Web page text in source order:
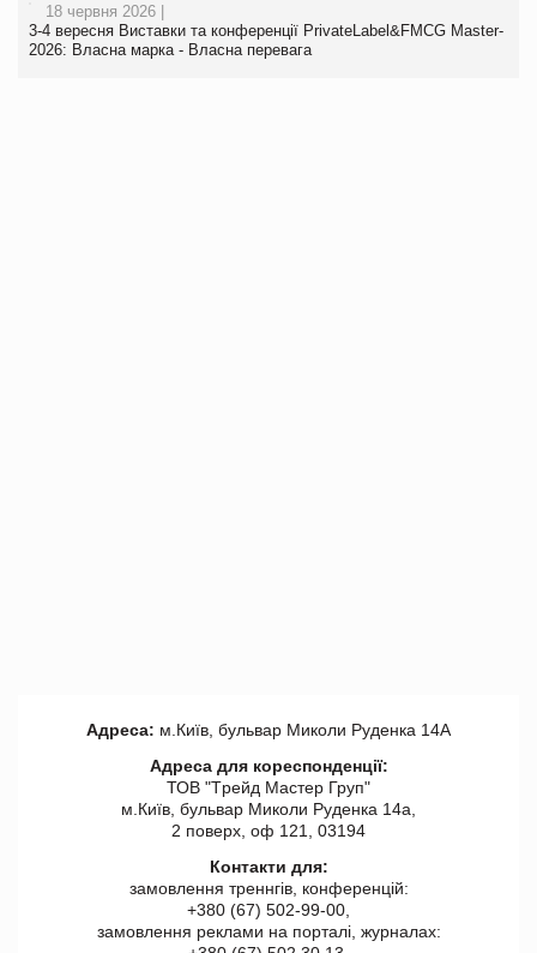
18 червня 2026 |
3-4 вересня Виставки та конференції PrivateLabel&FMCG Master-
2026: Власна марка - Власна перевага
Адреса: м.Київ, бульвар Миколи Руденка 14А
Адреса для кореспонденції:
ТОВ "Tрейд Мастер Груп"
м.Київ, бульвар Миколи Руденка 14а,
2 поверх, оф 121, 03194
Контакти для:
замовлення треннгів, конференцій:
+380 (67) 502-99-00,
замовлення реклами на порталі, журналах: